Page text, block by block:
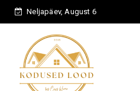
Neljapäev, August 6